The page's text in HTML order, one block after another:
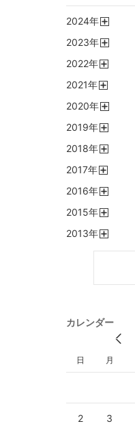
2024年
2023年
2022年
2021年
2020年
2019年
2018年
2017年
2016年
2015年
2013年
カレンダー
日 月
2 3